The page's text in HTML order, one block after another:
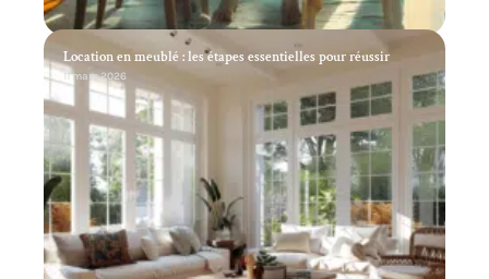
Location en meublé : les étapes essentielles pour réussir
11 mars 2026